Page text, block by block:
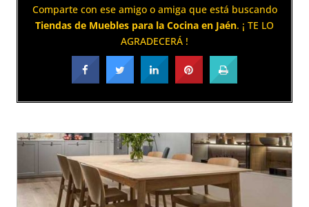
Comparte con ese amigo o amiga que está buscando
Tiendas de Muebles para la Cocina en Jaén. ¡ TE LO
AGRADECERÁ !